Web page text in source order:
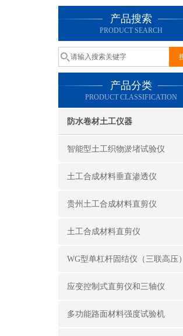
产品搜索
PRODUCT SEARCH
产品分类
PRODUCT CLASSIFICATION
防水卷材土工仪器
智能型土工织物淤堵试验仪
土工合成材料垂直渗透仪
贵州土工合成材料直剪仪
土工合成材料直剪仪
WG型单杠杆固结仪（三联高压）
应变控制式直剪仪和三轴仪
多功能路面材料强度试验机